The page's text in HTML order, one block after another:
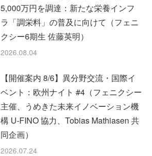
5,000万円を調達：新たな栄養インフ
ラ「調栄料」の普及に向けて（フェニ
クシー6期生 佐藤英明）
2026.08.04
【開催案内 8/6】異分野交流・国際イ
ベント：欧州ナイト #4（フェニクシー
主催、うめきた未来イノベーション機
構 U-FINO 協力、Tobias Mathiasen 共
同企画）
2026.07.24